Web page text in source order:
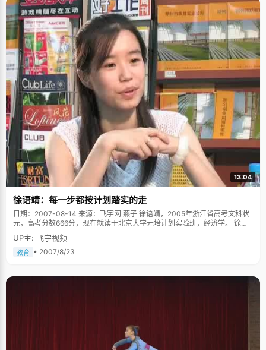
13:04
徐语靖：每一步都按计划踏实的走
日期：2007-08-14 来源：飞宇网 燕子 徐语靖，2005年浙江省高考文科状
元，高考分数666分，现在就读于北京大学元培计划实验班，经济学。 徐语
靖来自浙江衢州，这个小市还从来没有出过高考状元，徐语靖的突围不禁让
所有人都为之振奋起来。高考完第一次查分数，徐语靖把电话里夹杂着电波
的声音听成了全省第十名，当时就兴奋不已，北大算是有希望了。后来在网
膊，很难想像她是怎么扛过那段艰苦的高考。徐语靖很无奈的把这归罪于基
因问题。虽然纤瘦，但徐语靖在学校田径运动会中却常常拿奖，让人惊讶不
已。"只是铅球就比较菜了，只能丢到脚前面一点点。"徐语靖捂着嘴笑了起
UP主: 飞宇视频
教育 • 2007/8/23